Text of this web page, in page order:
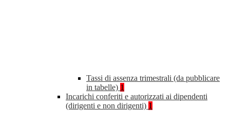
Tassi di assenza trimestrali (da pubblicare
in tabelle) 1
Incarichi conferiti e autorizzati ai dipendenti
(dirigenti e non dirigenti) 1